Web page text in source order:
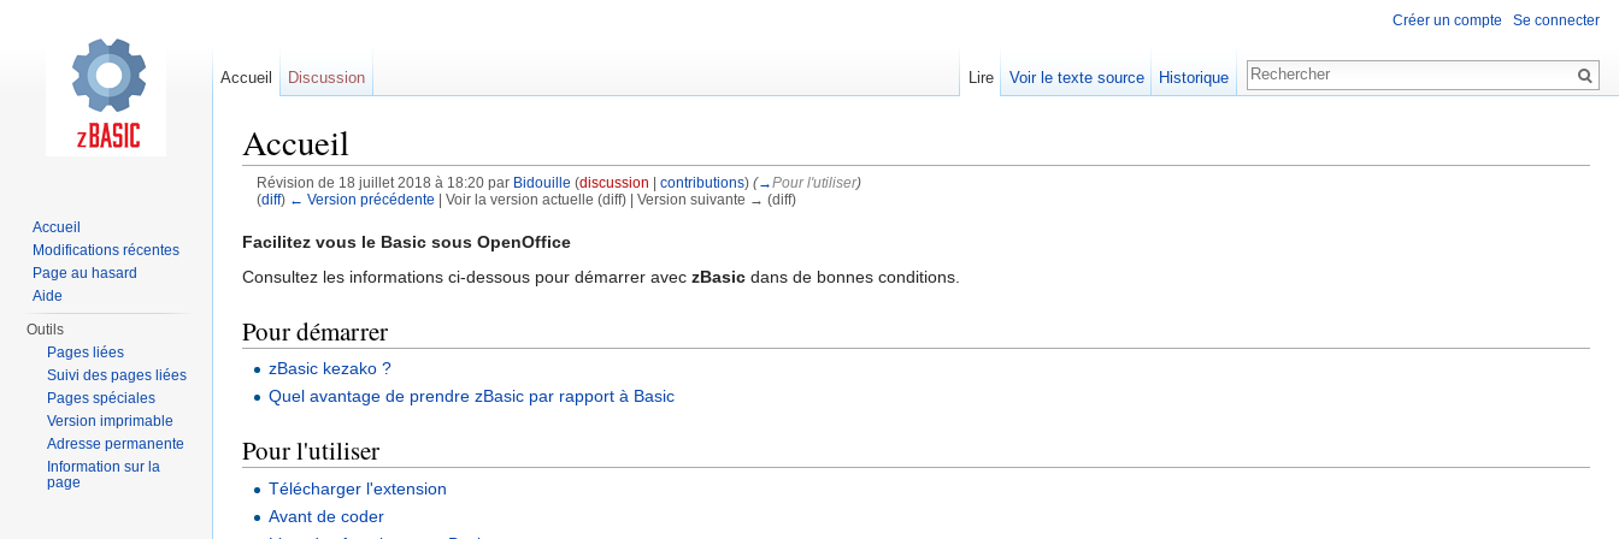
Accueil
Révision de 18 juillet 2018 à 18:20 par Bidouille (discussion contributions) (→Pour l'utiliser)
(diff) ← Version précédente | Voir la version actuelle (diff) | Version suivante → (diff)
Facilitez vous le Basic sous OpenOffice
Consultez les informations ci-dessous pour démarrer avec zBasic dans de bonnes conditions.
Pour démarrer
zBasic kezako ?
Quel avantage de prendre zBasic par rapport à Basic
Pour l'utiliser
Télécharger l'extension
Avant de coder
Créer un compte Se connecter
Accueil Discussion Lire Voir le texte source Historique
Accueil
Modifications récentes
Page au hasard
Aide
Outils
Pages liées
Suivi des pages liées
Pages spéciales
Version imprimable
Adresse permanente
Information sur la
page